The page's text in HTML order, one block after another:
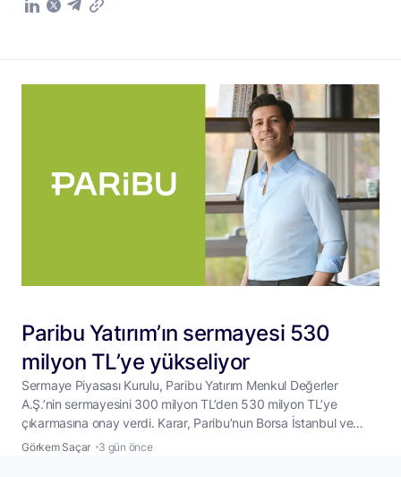
Paribu Yatırım’ın sermayesi 530
milyon TL’ye yükseliyor
Sermaye Piyasası Kurulu, Paribu Yatırım Menkul Değerler
A.Ş.’nin sermayesini 300 milyon TL’den 530 milyon TL’ye
çıkarmasına onay verdi. Karar, Paribu’nun Borsa İstanbul ve
ABD borsalarında hisse senedi işlemlerini başlatmaya
Görkem Saçar 3 gün önce